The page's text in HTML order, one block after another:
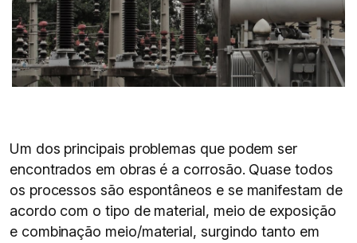
Um dos principais problemas que podem ser
encontrados em obras é a corrosão. Quase todos
os processos são espontâneos e se manifestam de
acordo com o tipo de material, meio de exposição
e combinação meio/material, surgindo tanto em